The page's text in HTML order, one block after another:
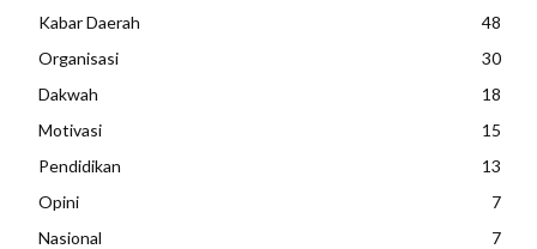
Kabar Daerah
48
Organisasi
30
Dakwah
18
Motivasi
15
Pendidikan
13
Opini
7
Nasional
7